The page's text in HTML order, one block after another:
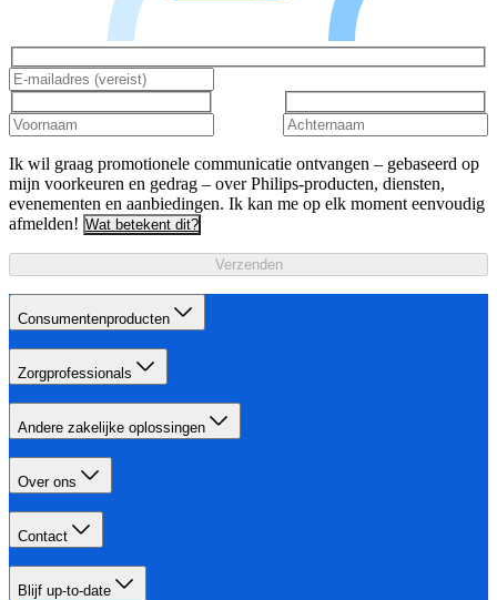
Ik wil graag promotionele communicatie ontvangen – gebaseerd op
mijn voorkeuren en gedrag – over Philips-producten, diensten,
evenementen en aanbiedingen. Ik kan me op elk moment eenvoudig
afmelden! Wat betekent dit?
Verzenden
Consumentenproducten
Zorgprofessionals
Andere zakelijke oplossingen
Over ons
Contact
Blijf up-to-date